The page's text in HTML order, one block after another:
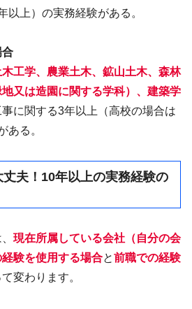
以上）の実務経験がある。
工学、農業土木、鉱山土木、森林
又は造園に関する学科）、建築学
に関する3年以上（高校の場合は
ある。
夫！10年以上の実務経験の
現在所属している会社（自分の会
験を使用する場合と前職での経験
変わります。